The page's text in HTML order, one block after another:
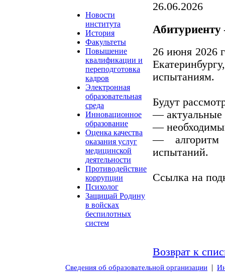
Новости
института
История
Факультеты
Повышение
квалификации и
переподготовка
кадров
Электронная
образовательная
среда
Инновационное
образование
Оценка качества
оказания услуг
медицинской
деятельности
Противодействие
коррупции
Психолог
Защищай Родину
в войсках
беспилотных
систем
26.06.2026
26 июня 2026
испытаниям.
Будут
— актуальные
—
— алгоритм
испытаний.
Ссылка на
Возврат к
Сведения об образовательной организации |